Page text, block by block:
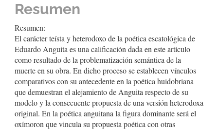
del
artículo
Resumen
Resumen:
El carácter teísta y heterodoxo de la poética escatológica de
Eduardo Anguita es una calificación dada en este artículo
como resultado de la problematización semántica de la
muerte en su obra. En dicho proceso se establecen vínculos
comparativos con su antecedente en la poética huidobriana
que demuestran el alejamiento de Anguita respecto de su
modelo y la consecuente propuesta de una versión heterodoxa
original. En la poética anguitana la figura dominante será el
oxímoron que vincula su propuesta poética con otras